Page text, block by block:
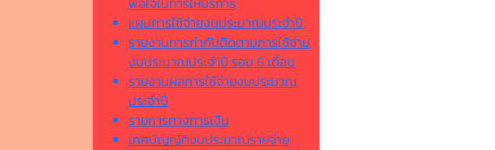
แผนการใช้จ่ายงบประมาณประจำปี
รายงานการกำกับติดตามการใช้จ่าย
งบประมาณประจำปี รอบ 6 เดือน
รายงานผลการใช้จ่ายงบประมาณ
ประจำปี
รายการทางการเงิน
เทศบัญญัติงบประมาณรายจ่าย